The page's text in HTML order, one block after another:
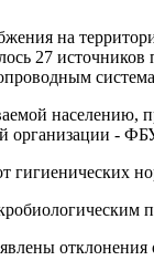
на
27
населению,
организации -
гигиенических